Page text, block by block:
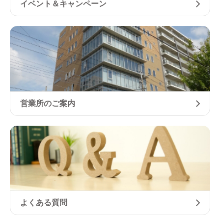
イベント＆キャンペーン
営業所のご案内
よくある質問